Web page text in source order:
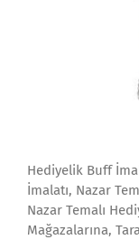
Hediyelik Buff
İmalatı, Nazar
Nazar Temalı
Mağazalarına,